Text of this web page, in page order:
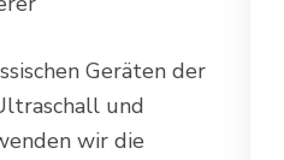
Geräten der
und
wir die